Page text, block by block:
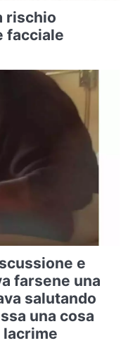
rischio
facciale
e
farsene una
salutando
una cosa
lacrime